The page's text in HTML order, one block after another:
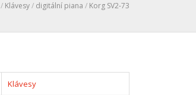
/ Klávesy/ digitální piana / Korg SV2-73
Klávesy